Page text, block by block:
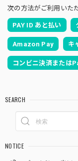
次の方法がご利用いた
PAY ID あと払い
Amazon Pay キ
コンビニ決済または
SEARCH
NOTICE